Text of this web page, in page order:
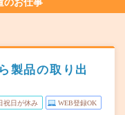
製品の取り出
祝日が休み WEB登録OK